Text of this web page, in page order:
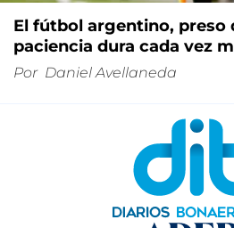
El fútbol argentino, preso
paciencia dura cada vez
Por Daniel Avellaneda